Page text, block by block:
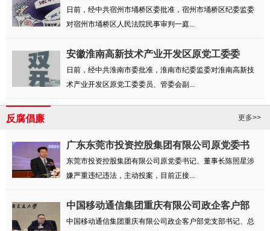
审判...
日前，经中共宿州市埇桥区委批准，宿州市埇桥区纪委监委
对宿州市埇桥区人民法院民事审判一庭...
安徽淮南高新技术产业开发区原党工委委
员、管...
日前，经中共淮南市委批准，淮南市纪委监委对淮南高新技
术产业开发区原党工委委员、管委会副...
反腐倡廉 更多>>
广东东莞市投资控股集团有限公司原党委书
记、...
东莞市投资控股集团有限公司原党委书记、董事长陈照星涉
嫌严重违纪违法，主动投案，目前正接...
中国移动通信集团重庆有限公司政企客户部
党支...
中国移动通信集团重庆有限公司政企客户部党支部书记、总